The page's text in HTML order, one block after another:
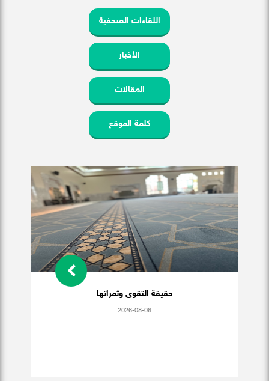
اللقاءات الصحفية
الأخبار
المقالات
كلمة الموقع
حقيقة التقوى وثمراتها
2026-08-06